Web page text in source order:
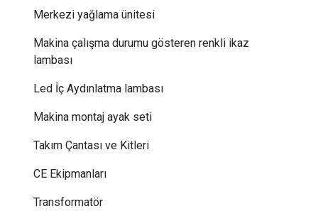
Merkezi yağlama ünitesi
Makina çalışma durumu gösteren renkli ikaz
lambası
Led İç Aydınlatma lambası
Makina montaj ayak seti
Takım Çantası ve Kitleri
CE Ekipmanları
Transformatör